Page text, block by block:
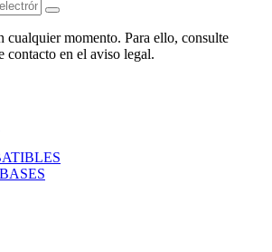
cualquier momento. Para ello, consulte
contacto en el aviso legal.